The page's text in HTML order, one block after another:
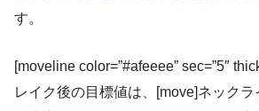
す。
[moveline color=”#afeeee” sec=”5″
レイク後の目標値は、[move]ネック